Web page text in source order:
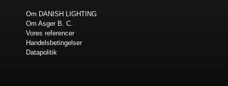
Om DANISH LIGHTING
Om Asger B. C.
Vores referencer
Handelsbetingelser
Datapolitik